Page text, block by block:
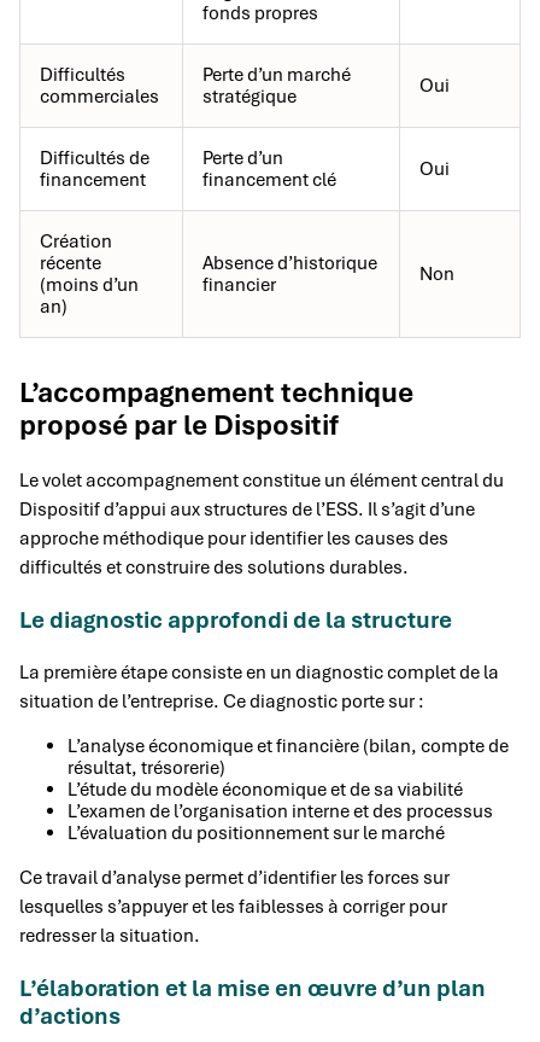
fonds propres
Difficultés
commerciales
Perte d’un marché
stratégique
Oui
Difficultés de
financement
Perte d’un
financement clé
Oui
Création
récente
(moins d’un
an)
Absence d’historique
financier
Non
L’accompagnement technique
proposé par le Dispositif
Le volet accompagnement constitue un élément central du
Dispositif d’appui aux structures de l’ESS. Il s’agit d’une
approche méthodique pour identifier les causes des
difficultés et construire des solutions durables.
Le diagnostic approfondi de la structure
La première étape consiste en un diagnostic complet de la
situation de l’entreprise. Ce diagnostic porte sur :
L’analyse économique et financière (bilan, compte de
résultat, trésorerie)
L’étude du modèle économique et de sa viabilité
L’examen de l’organisation interne et des processus
L’évaluation du positionnement sur le marché
Ce travail d’analyse permet d’identifier les forces sur
lesquelles s’appuyer et les faiblesses à corriger pour
redresser la situation.
L’élaboration et la mise en œuvre d’un plan
d’actions